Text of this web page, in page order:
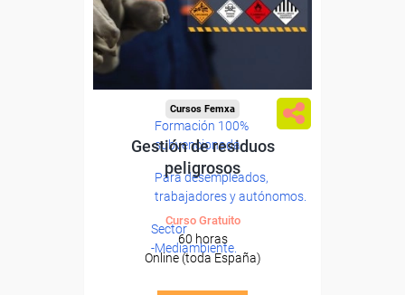
Formación 100%
subvencionada.
Para desempleados,
trabajadores y autónomos.
Sector
-Mediambiente.
Cursos Femxa
Gestión de residuos
peligrosos
Curso Gratuito
60 horas
Online (toda España)